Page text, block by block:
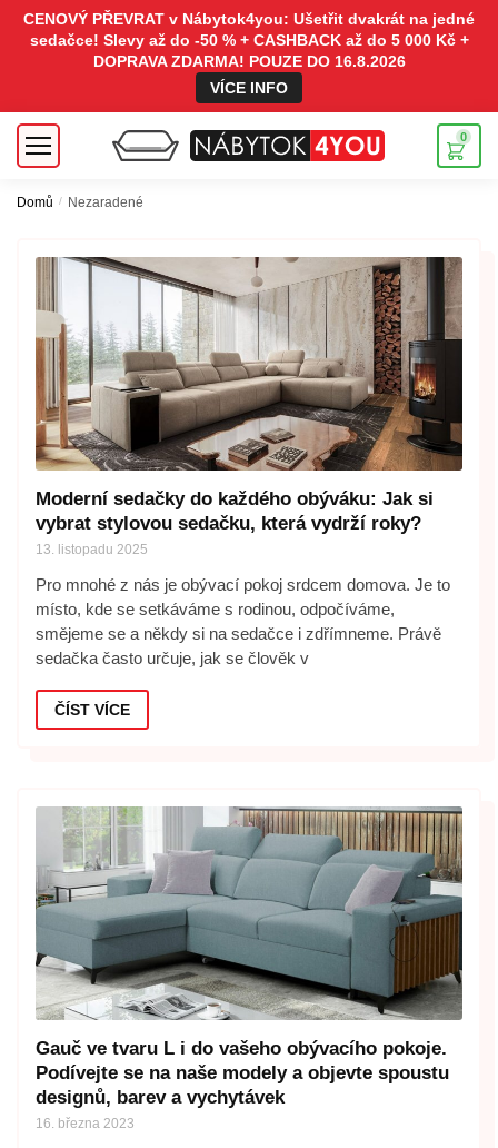
CENOVÝ PŘEVRAT v Nábytok4you: Ušetřit dvakrát na jedné
sedačce! Slevy až do -50 % + CASHBACK až do 5 000 Kč +
DOPRAVA ZDARMA! POUZE DO 16.8.2026
VÍCE INFO
0
Domů / Nezaradené
Moderní sedačky do každého obýváku: Jak si
vybrat stylovou sedačku, která vydrží roky?
13. listopadu 2025
Pro mnohé z nás je obývací pokoj srdcem domova. Je to
místo, kde se setkáváme s rodinou, odpočíváme,
smějeme se a někdy si na sedačce i zdřímneme. Právě
sedačka často určuje, jak se člověk v
ČÍST VÍCE
Gauč ve tvaru L i do vašeho obývacího pokoje.
Podívejte se na naše modely a objevte spoustu
designů, barev a vychytávek
16. března 2023